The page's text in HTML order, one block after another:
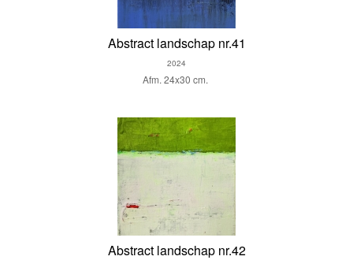
Abstract landschap nr.41
2024
Afm. 24x30 cm.
Abstract landschap nr.42